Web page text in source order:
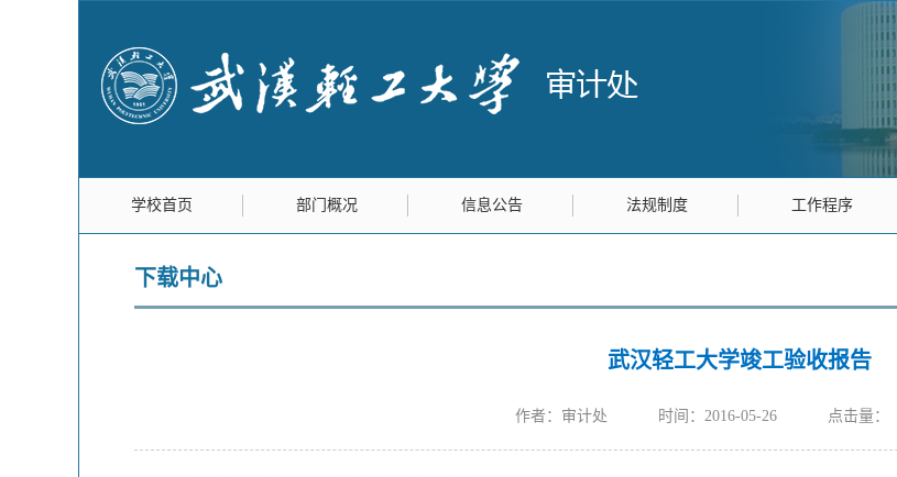
学校首页 部门概况 信息公告 法规制度 工作程序
下载中心
武汉轻工大学竣工验收报告
作者：审计处 时间：2016-05-26 点击量：